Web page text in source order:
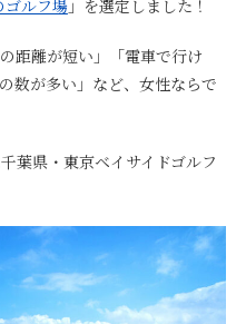
ゴルフ場」を選定しました！
距離が短い」「電車で行け
数が多い」など、女性ならで
葉県・東京ベイサイドゴルフ